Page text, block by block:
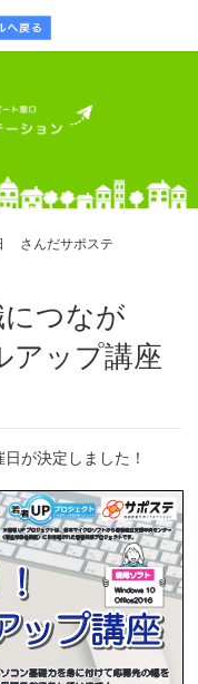
さんだサポステ
アップ講座
日が決定しました！